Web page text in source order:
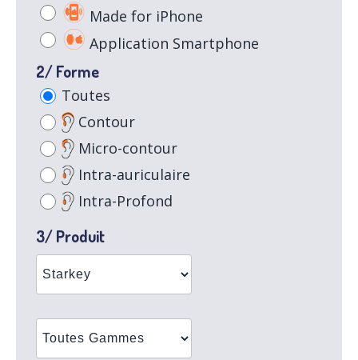
Made for iPhone
Application Smartphone
2/ Forme
Toutes
Contour
Micro-contour
Intra-auriculaire
Intra-Profond
3/ Produit